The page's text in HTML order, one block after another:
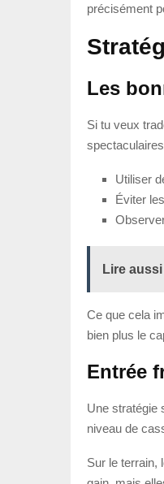
précisément
Les
Si tu veux
Utiliser
Éviter
Lire aussi
Ce que cela
bien plus le
Entrée
Une stratégie
niveau de
Sur le terrain,